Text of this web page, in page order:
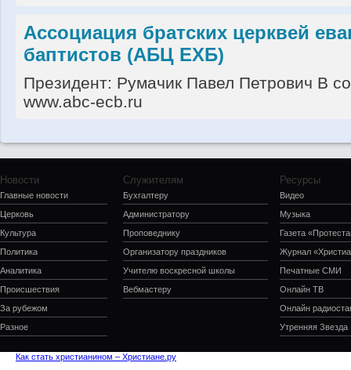
Ассоциация братских церквей
баптистов (АБЦ ЕХБ)
Президент: Румачик Павел Петрович В
www.abc-ecb.ru
Новости
Главные новости
Церковь
Культура
Политика
Аналитика
Происшествия
За рубежом
Разное
Служителям
Бухгалтеру
Администратору
Проповеднику
Организатору праздников
Учителю воскресной школы
Вебмастеру
Ресурсы
Видео
Музыка
Газета
Журнал
Печатные СМИ
Онлайн ТВ
Онлайн
Утренняя Звезда
Как стать христианином – Христиане.ру